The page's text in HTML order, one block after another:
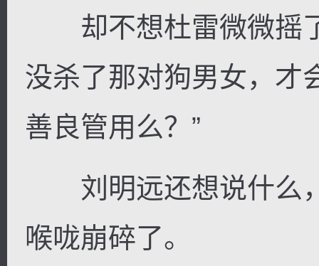
却不想杜雷微微摇了
没杀了那对狗男女，才
善良管用么？”
刘明远还想说什么
喉咙崩碎了。